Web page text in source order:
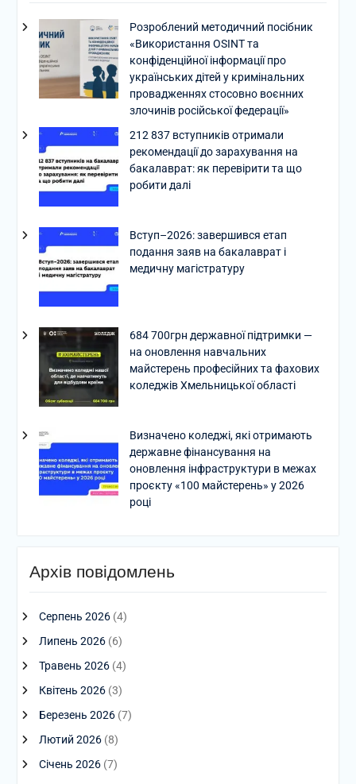
Розроблений методичний посібник
«Використання OSINT та
конфіденційної інформації про
українських дітей у кримінальних
провадженнях стосовно воєнних
злочинів російської федерації»
212 837 вступників отримали
рекомендації до зарахування на
бакалаврат: як перевірити та що
робити далі
Вступ–2026: завершився етап
подання заяв на бакалаврат і
медичну магістратуру
684 700грн державної підтримки —
на оновлення навчальних
майстерень професійних та фахових
коледжів Хмельницької області
Визначено коледжі, які отримають
державне фінансування на
оновлення інфраструктури в межах
проєкту «100 майстерень» у 2026
році
Архів повідомлень
Серпень 2026(4)
Липень 2026(6)
Травень 2026(4)
Квітень 2026(3)
Березень 2026(7)
Лютий 2026(8)
Січень 2026(7)